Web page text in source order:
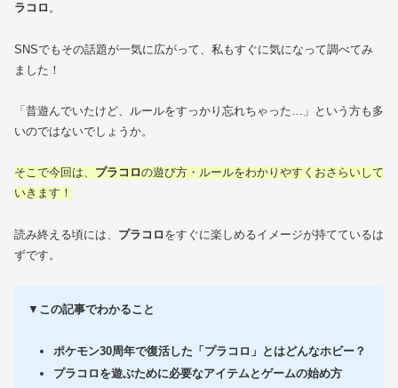
ラコロ 。
SNSでもその話題が一気に広がって、私もすぐに気になって調べてみ
ました！
「昔遊んでいたけど、ルールをすっかり忘れちゃった…」という方も多
いのではないでしょうか。
そこで今回は、 プラコロの遊び方・ルールをわかりやすくおさらいして
いきます！
読み終える頃には、 プラコロ をすぐに楽しめるイメージが持てているは
ずです。
▼ この記事でわかること
ポケモン30周年で復活した「プラコロ」とはどんなホビー？
プラコロを遊ぶために必要なアイテムとゲームの始め方